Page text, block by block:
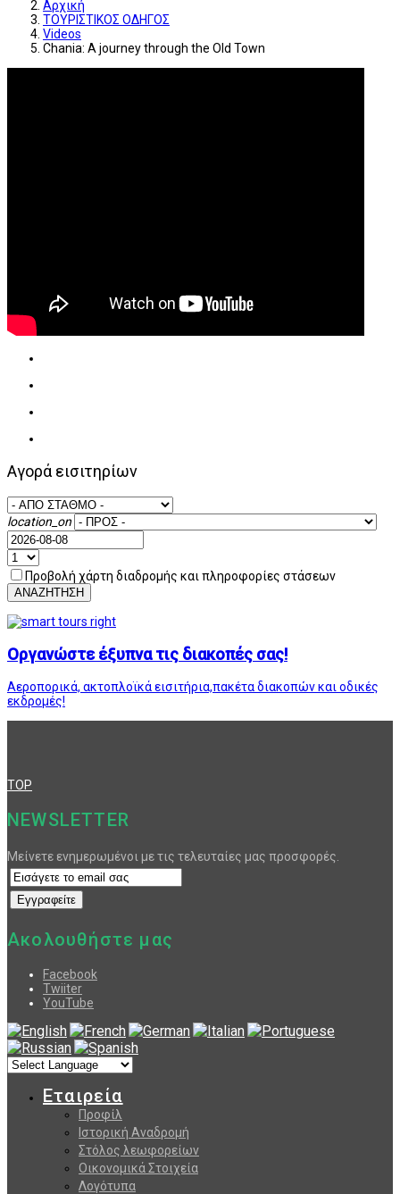
Αρχική
ΤΟΥΡΙΣΤΙΚΟΣ ΟΔΗΓΟΣ
Videos
Chania: A journey through the Old Town
Αγορά εισιτηρίων
location_on
Προβολή χάρτη διαδρομής και πληροφορίες στάσεων
ΑΝΑΖΗΤΗΣΗ
Οργανώστε έξυπνα τις διακοπές σας!
Αεροπορικά, ακτοπλοϊκά εισιτήρια,πακέτα διακοπών και οδικές
εκδρομές!
TOP
NEWSLETTER
Μείνετε ενημερωμένοι με τις τελευταίες μας προσφορές.
Ακολουθήστε μας
Facebook
Twiiter
YouTube
Εταιρεία
Προφίλ
Ιστορική Αναδρομή
Στόλος λεωφορείων
Οικονομικά Στοιχεία
Λογότυπα